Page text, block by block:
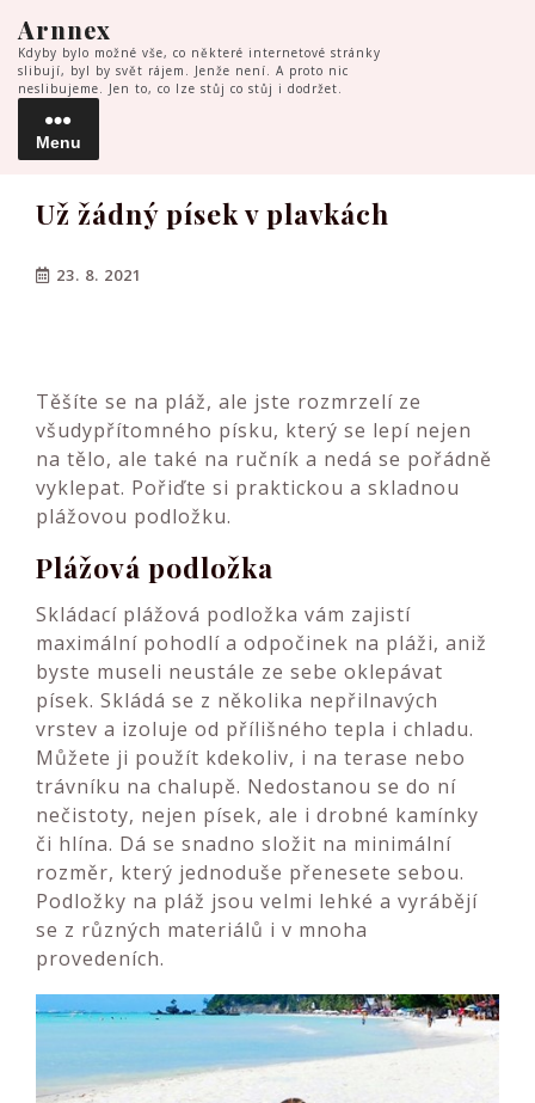
to
content
Arnnex
Kdyby bylo možné vše, co některé internetové stránky
slibují, byl by svět rájem. Jenže není. A proto nic
neslibujeme. Jen to, co lze stůj co stůj i dodržet.
Menu
Menu
Už žádný písek v plavkách
23. 8. 2021
Těšíte se na pláž, ale jste rozmrzelí ze
všudypřítomného písku, který se lepí nejen
na tělo, ale také na ručník a nedá se pořádně
vyklepat. Pořiďte si praktickou a skladnou
plážovou podložku.
Plážová podložka
Skládací plážová podložka vám zajistí
maximální pohodlí a odpočinek na pláži, aniž
byste museli neustále ze sebe oklepávat
písek. Skládá se z několika nepřilnavých
vrstev a izoluje od přílišného tepla i chladu.
Můžete ji použít kdekoliv, i na terase nebo
trávníku na chalupě. Nedostanou se do ní
nečistoty, nejen písek, ale i drobné kamínky
či hlína. Dá se snadno složit na minimální
rozměr, který jednoduše přenesete sebou.
Podložky na pláž jsou velmi lehké a vyrábějí
se z různých materiálů i v mnoha
provedeních.